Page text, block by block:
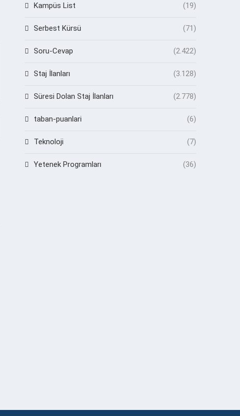
Kampüs List (19)
Serbest Kürsü (71)
Soru-Cevap (2.422)
Staj İlanları (3.128)
Süresi Dolan Staj İlanları (2.778)
taban-puanlari (6)
Teknoloji (7)
Yetenek Programları (36)